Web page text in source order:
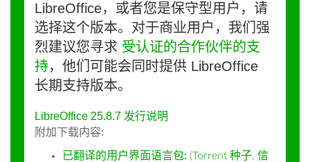
LibreOffice，或者您是保守型用户，请
选择这个版本。对于商业用户，我们强
烈建议您寻求 受认证的合作伙伴的支
持，他们可能会同时提供 LibreOffice
长期支持版本。
LibreOffice 25.8.7 发行说明
附加下载内容:
已翻译的用户界面语言包: (Torrent 种子, 信